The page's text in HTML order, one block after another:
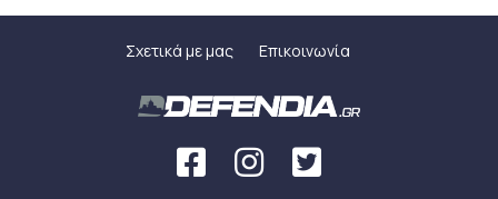
Σχετικά με μας Επικοινωνία